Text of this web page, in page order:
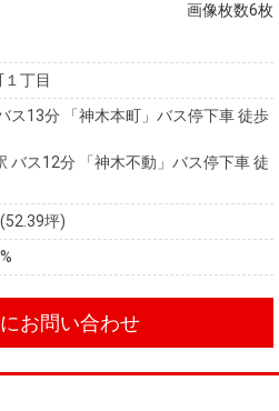
画像枚数6枚
丁目
ス13分 「神木本町」バス停下車 徒歩
バス12分 「神木不動」バス停下車 徒
坪)
お問い合わせ